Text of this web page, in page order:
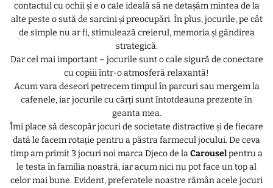
contactul cu ochii și e o cale ideală să ne detașăm mintea de la
alte peste o sută de sarcini și preocupări. În plus, jocurile, pe cât
de simple nu ar fi, stimulează creierul, memoria și gândirea
strategică.
Dar cel mai important – jocurile sunt o cale sigură de conectare
cu copiii într-o atmosferă relaxantă!
Acum vara deseori petrecem timpul în parcuri sau mergem la
cafenele, iar jocurile cu cărți sunt întotdeauna prezente în
geanta mea.
Îmi place să descopăr jocuri de societate distractive și de fiecare
dată le facem rotație pentru a păstra farmecul jocului. De ceva
timp am primit 3 jocuri noi marca Djeco de laCarouselpentru a
le testa în familia noastră, iar acum nici nu pot face un top al
celor mai bune. Evident, preferatele noastre rămân acele jocuri